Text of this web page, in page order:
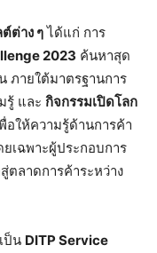
ต่าง ๆได้แก่ การ
2023 ค้นหาสุด
ภายใต้มาตรฐานการ
รู้ และ กิจกรรมเปิดโลก
อให้ความรู้ด้านการค้า
เฉพาะผู้ประกอบการ
ตลาดการค้าระหว่าง
ป็น DITP Service